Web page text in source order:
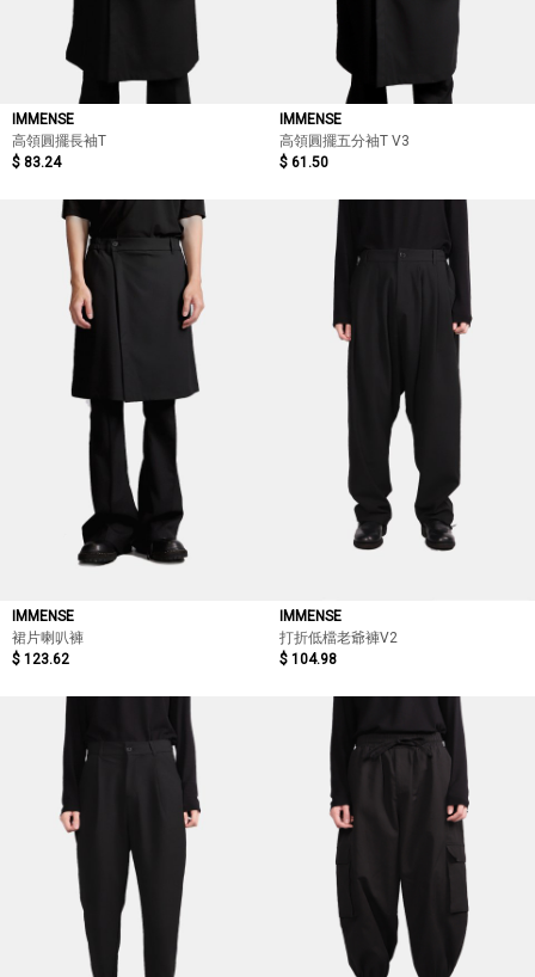
IMMENSE
高領圓擺長袖T
$ 83.24
IMMENSE
高領圓擺五分袖T V3
$ 61.50
IMMENSE
裙片喇叭褲
$ 123.62
IMMENSE
打折低檔老爺褲V2
$ 104.98